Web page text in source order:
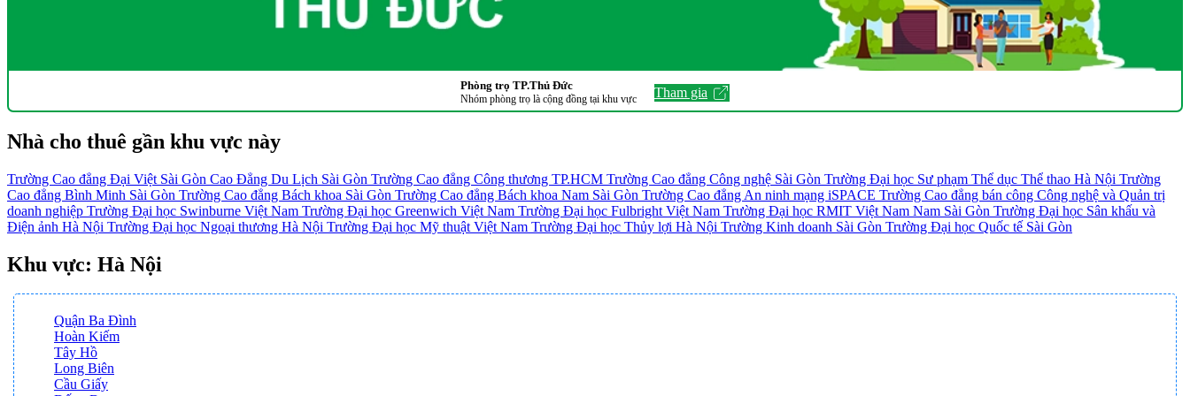
Phòng trọ TP.Thủ Đức
Nhóm phòng trọ là cộng đồng tại khu vực Tham gia
Nhà cho thuê gần khu vực này
Trường Cao đẳng Đại Việt Sài Gòn Cao Đẳng Du Lịch Sài Gòn Trường Cao đẳng Công thương TP.HCM Trường Cao đẳng Công nghệ Sài Gòn Trường Đại học Sư phạm Thể dục Thể thao Hà Nội Trường
Cao đẳng Bình Minh Sài Gòn Trường Cao đẳng Bách khoa Sài Gòn Trường Cao đẳng Bách khoa Nam Sài Gòn Trường Cao đẳng An ninh mạng iSPACE Trường Cao đẳng bán công Công nghệ và Quản trị
doanh nghiệp Trường Đại học Swinburne Việt Nam Trường Đại học Greenwich Việt Nam Trường Đại học Fulbright Việt Nam Trường Đại học RMIT Việt Nam Nam Sài Gòn Trường Đại học Sân khấu và
Điện ảnh Hà Nội Trường Đại học Ngoại thương Hà Nội Trường Đại học Mỹ thuật Việt Nam Trường Đại học Thủy lợi Hà Nội Trường Kinh doanh Sài Gòn Trường Đại học Quốc tế Sài Gòn
Khu vực: Hà Nội
Quận Ba Đình
Hoàn Kiếm
Tây Hồ
Long Biên
Cầu Giấy